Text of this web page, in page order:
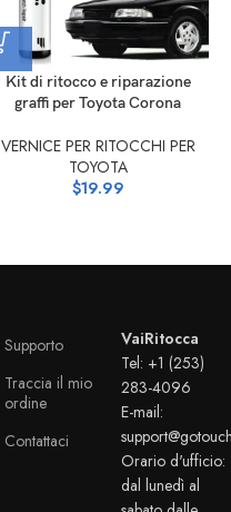
Kit di ritocco e riparazione
graffi per Toyota Corona
VERNICE PER RITOCCHI PER
TOYOTA
$19.99
Supporto
Traccia il mio
ordine
Contattaci
VaiRitocca
Tel: +1 (253)
283-4096
E-mail:
Orario d'ufficio:
dal lunedì al